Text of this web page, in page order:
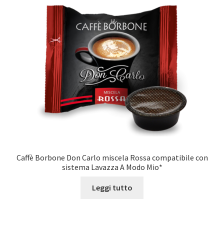
Caffè Borbone Don Carlo miscela Rossa compatibile con
sistema Lavazza A Modo Mio*
Leggi tutto